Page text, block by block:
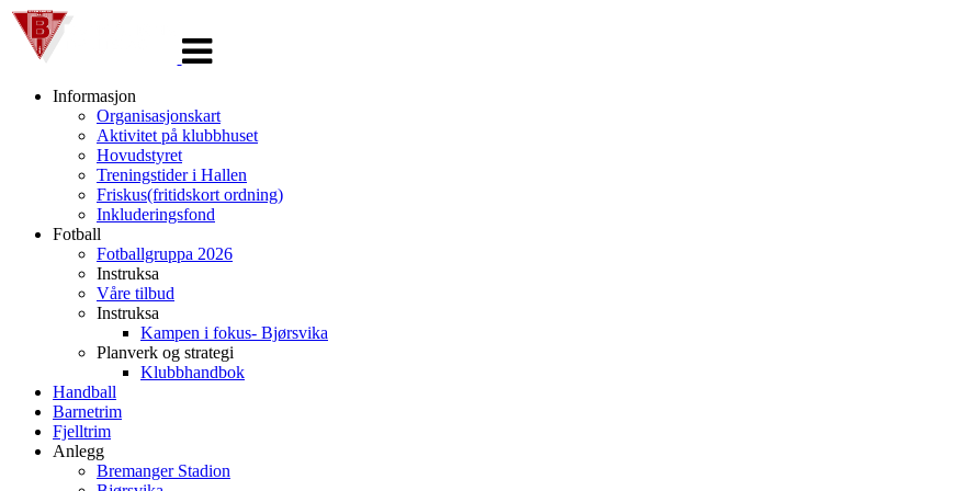
navigasjon
Informasjon
Organisasjonskart
Aktivitet på klubbhuset
Hovudstyret
Treningstider i Hallen
Friskus(fritidskort ordning)
Inkluderingsfond
Fotball
Fotballgruppa 2026
Instruksa
Våre tilbud
Instruksa
Kampen i fokus- Bjørsvika
Planverk og strategi
Klubbhandbok
Handball
Barnetrim
Fjelltrim
Anlegg
Bremanger Stadion